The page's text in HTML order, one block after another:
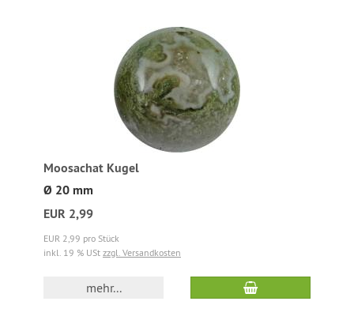
Moosachat Kugel
Ø 20 mm
EUR 2,99
EUR 2,99 pro Stück
inkl. 19 % USt zzgl. Versandkosten
mehr...